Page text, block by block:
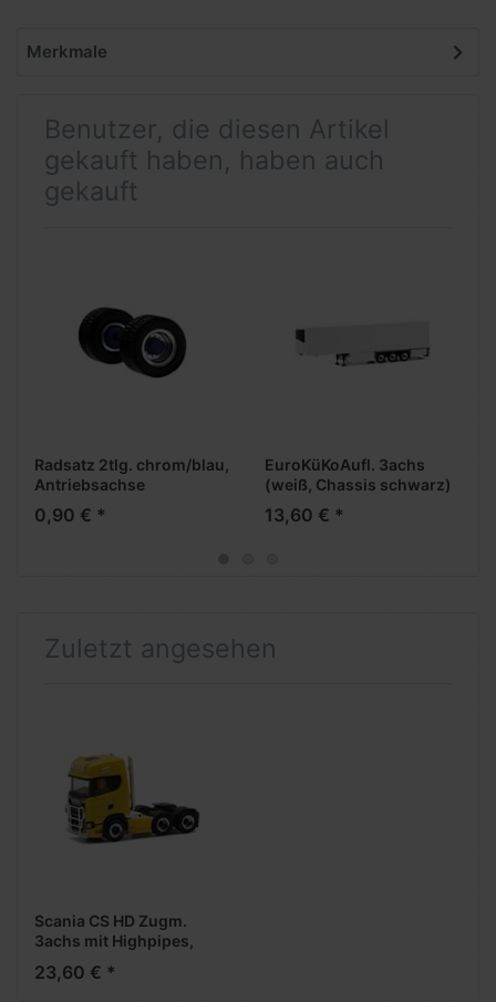
Merkmale
Benutzer, die diesen Artikel
gekauft haben, haben auch
gekauft
Radsatz 2tlg. chrom/blau,
Antriebsachse
0,90 € *
EuroKüKoAufl. 3achs
(weiß, Chassis schwarz)
13,60 € *
Zuletzt angesehen
Scania CS HD Zugm.
3achs mit Highpipes,
Lampenbügeln und
23,60 € *